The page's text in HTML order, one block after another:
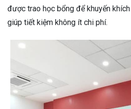
được trao học bổng để khuyến
giúp tiết kiệm không ít chi phí.